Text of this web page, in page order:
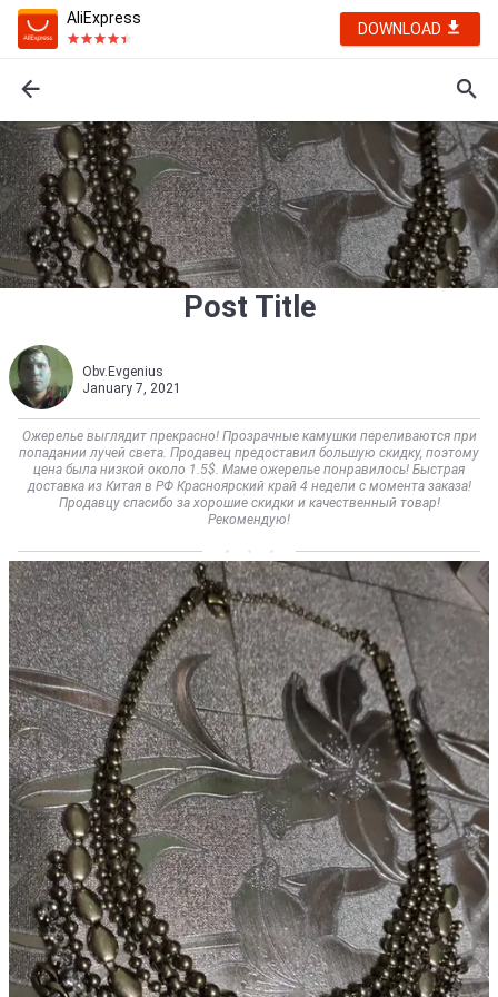
AliExpress
DOWNLOAD
Post Title
Obv.Evgenius
January 7, 2021
Ожерелье выглядит прекрасно! Прозрачные камушки переливаются при
попадании лучей света. Продавец предоставил большую скидку, поэтому
цена была низкой около 1.5$. Маме ожерелье понравилось! Быстрая
доставка из Китая в РФ Красноярский край 4 недели с момента заказа!
Продавцу спасибо за хорошие скидки и качественный товар!
Рекомендую!